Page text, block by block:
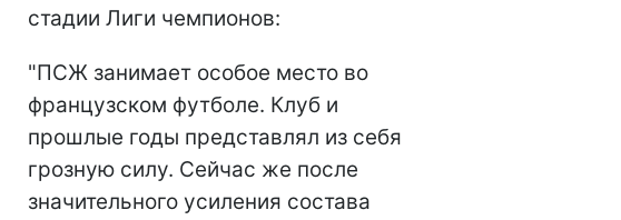
стадии Лиги чемпионов:
"ПСЖ занимает особое место во
французском футболе. Клуб и
прошлые годы представлял из себя
грозную силу. Сейчас же после
значительного усиления состава